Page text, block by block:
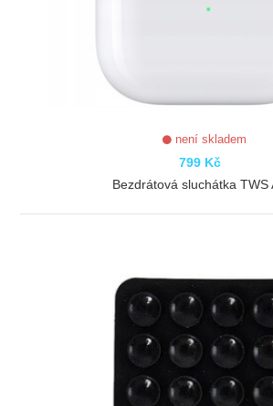
není skladem
799 Kč
Bezdrátová sluchátka TWS